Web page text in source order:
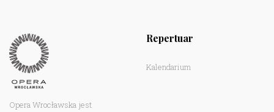
Opera Wrocławska jest
Repertuar
Kalendarium